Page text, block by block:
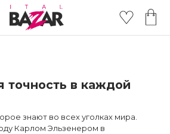
точность в каждой
знают во всех уголках мира.
Карлом Эльзенером в